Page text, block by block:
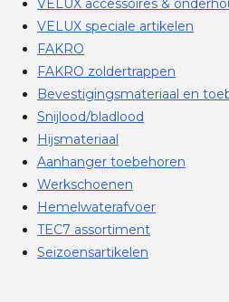
VELUX speciale artikelen
FAKRO
FAKRO zoldertrappen
Bevestigingsmateriaal en
Snijlood/bladlood
Hijsmateriaal
Aanhanger toebehoren
Werkschoenen
Hemelwaterafvoer
TEC7 assortiment
Seizoensartikelen